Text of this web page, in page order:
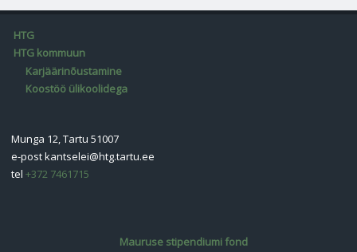
HTG
HTG kommuun
Karjäärinõustamine
Koostöö ülikoolidega
Munga 12, Tartu 51007
e-postkantselei@htg.tartu.ee
tel+372 7461715
Mauruse stipendiumi fond